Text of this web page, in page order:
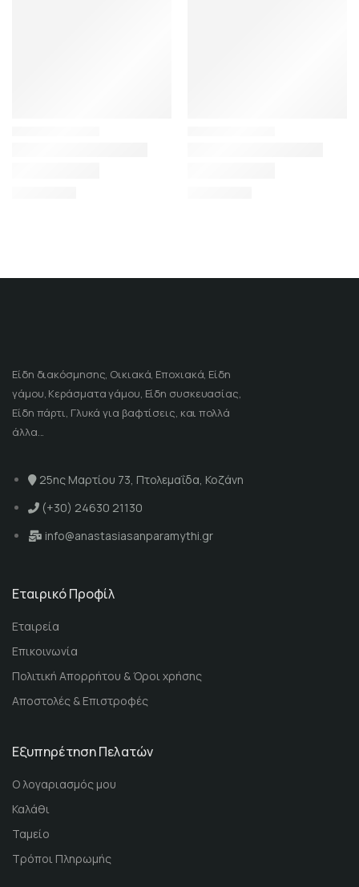
Είδη διακόσμησης, Οικιακά, Εποχιακά, Είδη
γάμου, Κεράσματα γάμου, Είδη συσκευασίας,
Είδη πάρτι, Γλυκά για βαφτίσεις, και πολλά
άλλα...
25ης Μαρτίου 73, Πτολεμαΐδα, Κοζάνη
(+30) 24630 21130
info@anastasiasanparamythi.gr
Εταιρικό Προφίλ
Εταιρεία
Επικοινωνία
Πολιτική Απορρήτου & Όροι χρήσης
Αποστολές & Επιστροφές
Εξυπηρέτηση Πελατών
Ο λογαριασμός μου
Καλάθι
Ταμείο
Τρόποι Πληρωμής